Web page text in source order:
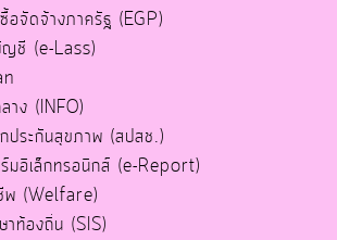
อจัดจ้างภาครัฐ (EGP)
ชี (e-Lass)
าง (INFO)
ประกันสุขภาพ (สปสช.)
มอิเล็กทรอนิกส์ (e-Report)
พ (Welfare)
าท้องถิ่น (SIS)